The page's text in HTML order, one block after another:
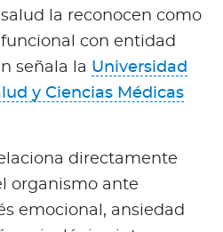
la reconocen como
con entidad
señala la Universidad
y Ciencias Médicas
directamente
organismo ante
emocional, ansiedad